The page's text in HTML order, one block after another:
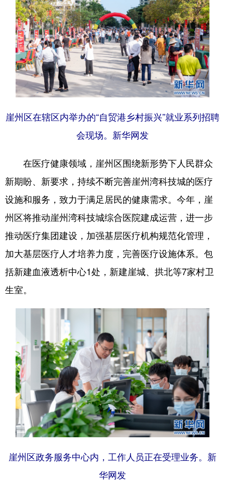
崖州区在辖区内举办的“自贸港乡村振兴”就业系列招聘
会现场。新华网发
在医疗健康领域，崖州区围绕新形势下人民群众
新期盼、新要求，持续不断完善崖州湾科技城的医疗
设施和服务，致力于满足居民的健康需求。今年，崖
州区将推动崖州湾科技城综合医院建成运营，进一步
推动医疗集团建设，加强基层医疗机构规范化管理，
加大基层医疗人才培养力度，完善医疗设施体系。包
括新建血液透析中心1处，新建崖城、拱北等7家村卫
生室。
崖州区政务服务中心内，工作人员正在受理业务。新
华网发